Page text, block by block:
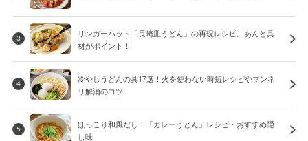
3
リンガーハット「長崎皿うどん」の再現レシピ。あんと具
材がポイント！
4
冷やしうどんの具17選！火を使わない時短レシピやマンネ
リ解消のコツ
5
ほっこり和風だし！「カレーうどん」レシピ・おすすめ隠
し味